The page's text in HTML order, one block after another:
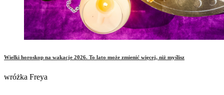
Wielki horoskop na wakacje 2026. To lato może zmienić więcej, niż myślisz
wróżka Freya